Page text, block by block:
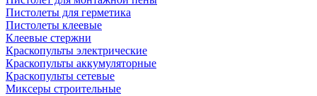
Пистолеты для герметика
Пистолеты клеевые
Клеевые стержни
Краскопульты электрические
Краскопульты аккумуляторные
Краскопульты сетевые
Миксеры строительные